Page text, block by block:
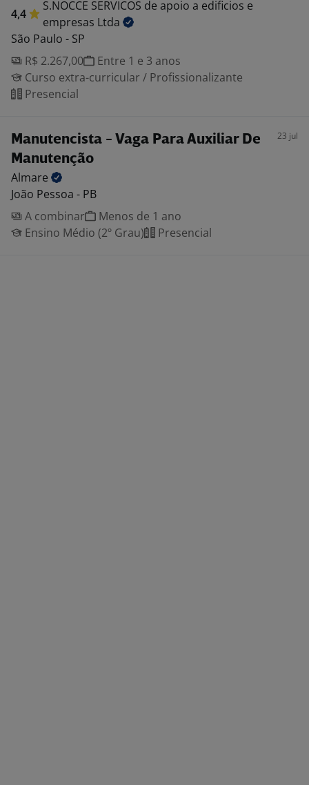
4,4
S.NOCCE SERVICOS de apoio a edificios e
empresas Ltda
São Paulo - SP
R$ 2.267,00
Entre 1 e 3 anos
Curso extra-curricular / Profissionalizante
Presencial
Manutencista - Vaga Para Auxiliar De
Manutenção
23 jul
Almare
João Pessoa - PB
A combinar
Menos de 1 ano
Ensino Médio (2º Grau)
Presencial